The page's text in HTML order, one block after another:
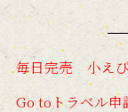
毎日完売 小え
Go toトラベル申